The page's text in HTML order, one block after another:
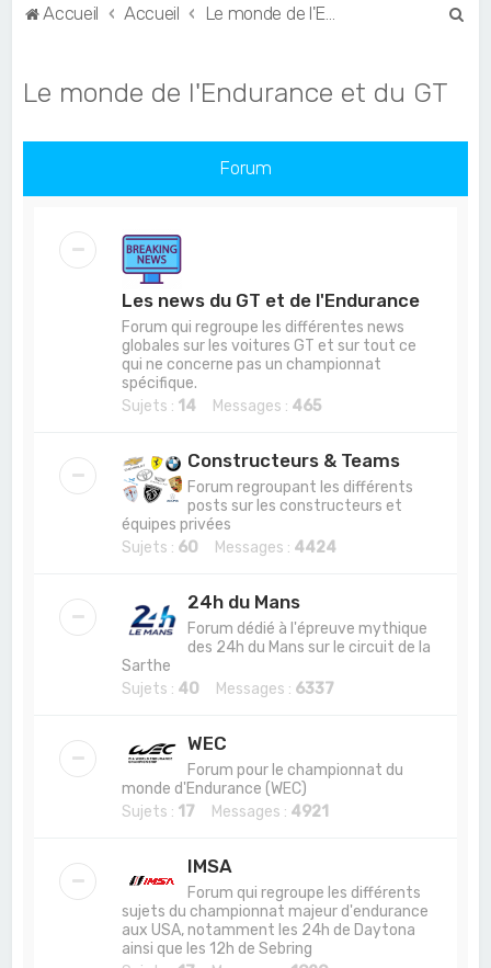
Accueil Accueil
c
Le monde de l'Endurance et du GT
Forum
Les news du GT et de l'Endurance
Forum qui regroupe les différentes news
globales sur les voitures GT et sur tout ce
qui ne concerne pas un championnat
spécifique.
Sujets : 14 Messages : 465
Constructeurs & Teams
Forum regroupant les différents
posts sur les constructeurs et
équipes privées
Sujets : 60 Messages : 4424
24h du Mans
Forum dédié à l'épreuve mythique
des 24h du Mans sur le circuit de la
Sarthe
Sujets : 40 Messages : 6337
WEC
Forum pour le championnat du
monde d'Endurance (WEC)
Sujets : 17 Messages : 4921
IMSA
Forum qui regroupe les différents
sujets du championnat majeur d'endurance
aux USA, notamment les 24h de Daytona
ainsi que les 12h de Sebring